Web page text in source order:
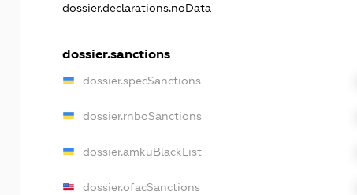
dossier.declarations.noData
dossier.sanctions
dossier.specSanctions
dossier.rnboSanctions
dossier.amkuBlackList
dossier.ofacSanctions